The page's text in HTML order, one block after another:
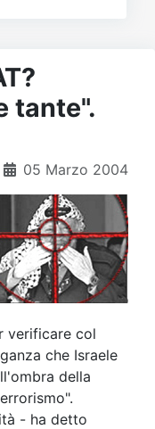
tante".
05 Marzo 2004
verificare col
che Israele
della
- ha detto